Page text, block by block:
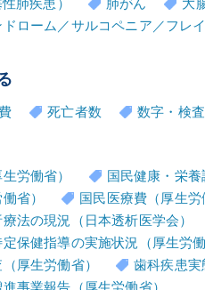
肺疾患）
肺がん
大
ローム／サルコペニア／フレ
死亡者数 数字・検
労働省）
国民健康・栄養
省）
国民医療費（厚生労
法の現況（日本透析医学会）
保健指導の実施状況（厚生労働
厚生労働省）
歯科疾患実
事業報告（厚生労働省）